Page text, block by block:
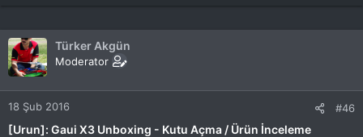
Türker Akgün
Moderator
18 Şub 2016 #46
[Urun]: Gaui X3 Unboxing - Kutu Açma / Ürün İnceleme